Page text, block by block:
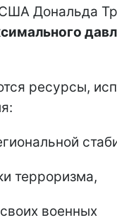
Дональда
ресурсы,
терроризма,
военных